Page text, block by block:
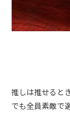
推しは推せると
でも全員素敵で